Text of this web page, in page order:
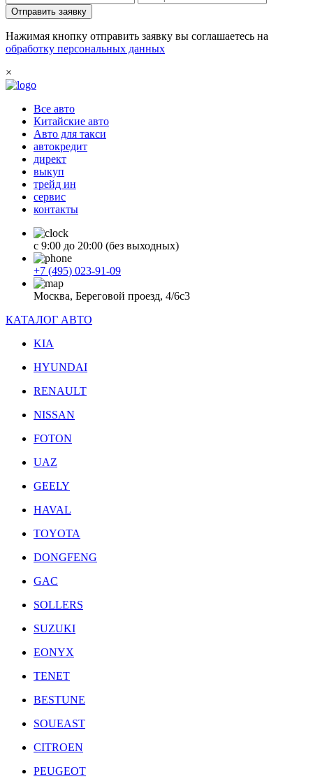
Отправить заявку
Нажимая кнопку отправить заявку вы соглашаетесь на
обработку персональных данных
×
Все авто
Китайские авто
Авто для такси
автокредит
директ
выкуп
трейд ин
сервис
контакты
с 9:00 до 20:00 (без выходных)
+7 (495) 023-91-09
Москва, Береговой проезд, 4/6с3
КАТАЛОГ АВТО
KIA
HYUNDAI
RENAULT
NISSAN
FOTON
UAZ
GEELY
HAVAL
TOYOTA
DONGFENG
GAC
SOLLERS
SUZUKI
EONYX
TENET
BESTUNE
SOUEAST
CITROEN
PEUGEOT